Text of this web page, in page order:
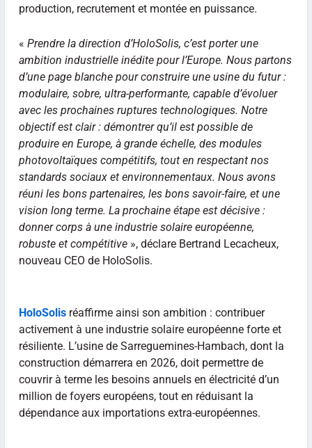
production, recrutement et montée en puissance.
« Prendre la direction d’HoloSolis, c’est porter une
ambition industrielle inédite pour l’Europe. Nous partons
d’une page blanche pour construire une usine du futur :
modulaire, sobre, ultra-performante, capable d’évoluer
avec les prochaines ruptures technologiques. Notre
objectif est clair : démontrer qu’il est possible de
produire en Europe, à grande échelle, des modules
photovoltaïques compétitifs, tout en respectant nos
standards sociaux et environnementaux. Nous avons
réuni les bons partenaires, les bons savoir-faire, et une
vision long terme. La prochaine étape est décisive :
donner corps à une industrie solaire européenne,
robuste et compétitive», déclare Bertrand Lecacheux,
nouveau CEO de HoloSolis.
HoloSolis réaffirme ainsi son ambition : contribuer
activement à une industrie solaire européenne forte et
résiliente. L’usine de Sarreguemines-Hambach, dont la
construction démarrera en 2026, doit permettre de
couvrir à terme les besoins annuels en électricité d’un
million de foyers européens, tout en réduisant la
dépendance aux importations extra-européennes.